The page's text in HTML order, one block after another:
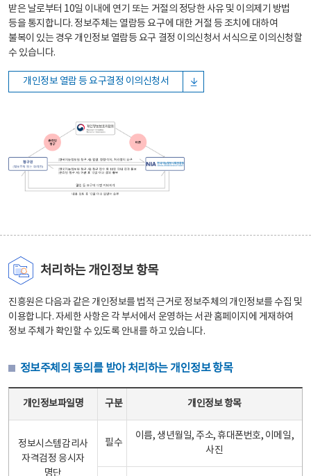
받은 날로부터 10일 이내에 연기 또는 거절의 정당한 사유 및 이의제기 방법
등을 통지합니다. 정보주체는 열람등 요구에 대한 거절 등 조치에 대하여
불복이 있는 경우 개인정보 열람등 요구 결정 이의신청서 서식으로 이의신청할
수 있습니다.
개인정보 열람 등 요구결정 이의신청서
처리하는 개인정보 항목
진흥원은 다음과 같은 개인정보를 법적 근거로 정보주체의 개인정보를 수집 및
이용합니다. 자세한 사항은 각 부서에서 운영하는 서관 홈페이지에 게재하여
정보 주체가 확인할 수 있도록 안내를 하고 있습니다.
정보주체의 동의를 받아 처리하는 개인정보 항목
개인정보파일명 구분 개인정보 항목
정보시스템감리사
자격검정 응시자
명단
필수
이름, 생년월일, 주소, 휴대폰번호, 이메일,
사진